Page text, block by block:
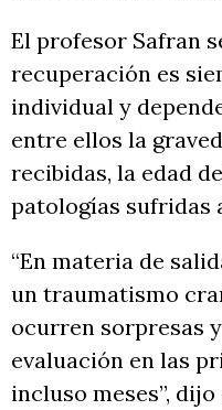
El profesor Safran
recuperación es
individual y
entre ellos la
recibidas, la edad
patologías sufridas
“En materia de
un traumatismo
ocurren sorpresas
evaluación en las
incluso meses”,